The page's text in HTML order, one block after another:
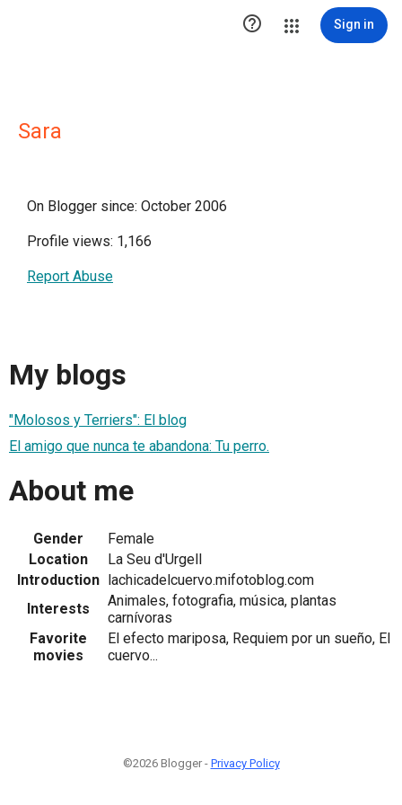
 Sign in
Sara
On Blogger since: October 2006
Profile views: 1,166
Report Abuse
My blogs
"Molosos y Terriers": El blog
El amigo que nunca te abandona: Tu perro.
About me
Gender
Female
Location
La Seu d'Urgell
Introduction lachicadelcuervo.mifotoblog.com
Interests
Animales, fotografia, música, plantas
carnívoras
Favorite
movies
El efecto mariposa, Requiem por un sueño, El
cuervo...
©2026 Blogger - Privacy Policy